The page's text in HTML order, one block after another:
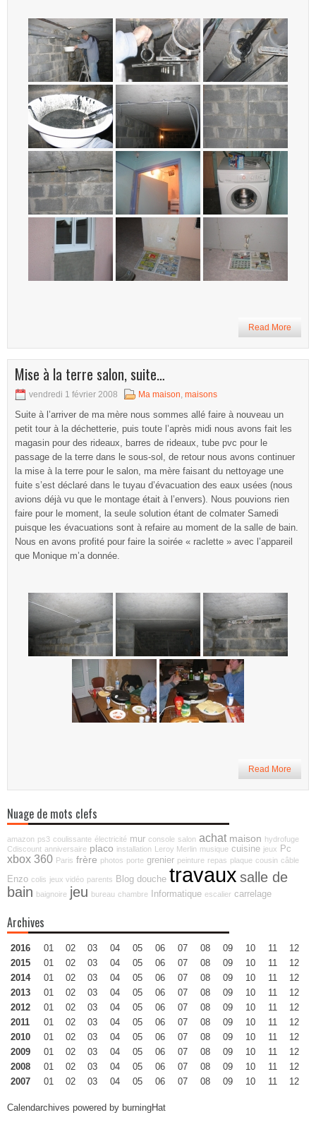
Read More
Mise à la terre salon, suite…
vendredi 1 février 2008 Ma maison, maisons
Suite à l’arriver de ma mère nous sommes allé faire à nouveau un
petit tour à la déchetterie, puis toute l’après midi nous avons fait les
magasin pour des rideaux, barres de rideaux, tube pvc pour le
passage de la terre dans le sous-sol, de retour nous avons continuer
la mise à la terre pour le salon, ma mère faisant du nettoyage une
fuite s’est déclaré dans le tuyau d’évacuation des eaux usées (nous
avions déjà vu que le montage était à l’envers). Nous pouvions rien
faire pour le moment, la seule solution étant de colmater Samedi
puisque les évacuations sont à refaire au moment de la salle de bain.
Nous en avons profité pour faire la soirée « raclette » avec l’appareil
que Monique m’a donnée.
Read More
Nuage de mots clefs
amazon ps3 coulissante électricité mur console salon achat maison hydrofuge
Cdiscount anniversaire placo installation Leroy Merlin musique cuisine jeux Pc
xbox 360 Paris frère photos porte grenier peinture repas plaque cousin câble
Enzo colis jeux vidéo parents Blog douche travaux salle de
bain baignoire jeu bureau chambre Informatique escalier carrelage
Archives
2016 01 02 03 04 05 06 07 08 09 10 11
12
2015
01 02 03 04 05 06 07 08 09 10 11
12
2014
01 02 03 04 05 06 07 08 09 10 11
12
2013
01 02 03 04 05 06 07 08 09 10 11
12
2012
01 02 03 04 05 06 07 08 09 10 11
12
2011
01 02 03 04 05 06 07 08 09 10 11
12
2010
01 02 03 04 05 06 07 08 09 10 11
12
2009
01 02 03 04 05 06 07 08 09 10 11
12
2008
01 02 03 04 05 06 07 08 09 10 11
12
2007
01 02 03 04 05 06 07 08 09 10 11 12
Calendarchives powered by burningHat